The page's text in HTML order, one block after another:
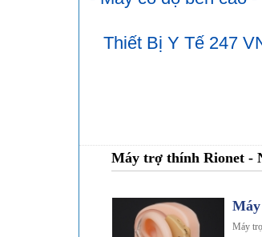
Thiết Bị Y Tế 247
Máy trợ thính Rionet -
Máy